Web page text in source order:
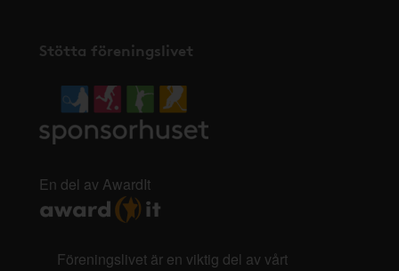
Stötta föreningslivet
En del av AwardIt
Föreningslivet är en viktig del av vårt